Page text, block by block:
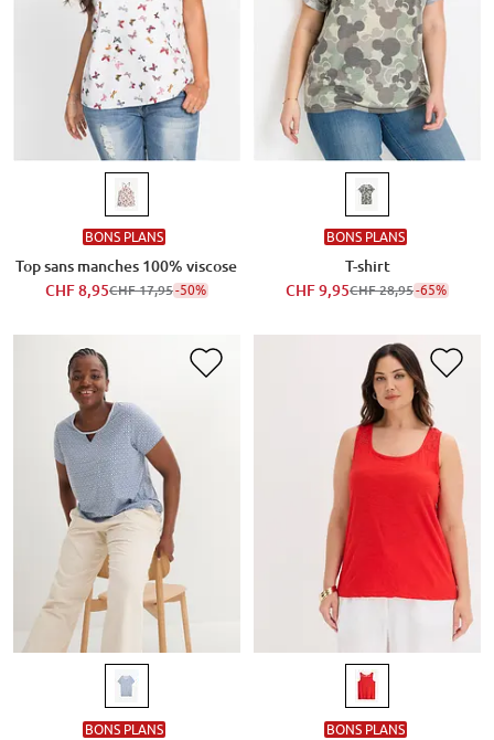
BONS PLANS
Top sans manches 100% viscose
CHF 8,95CHF 17,95-50%
BONS PLANS
T-shirt
CHF 9,95CHF 28,95-65%
BONS PLANS BONS PLANS